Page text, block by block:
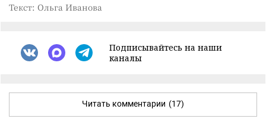
Текст: Ольга Иванова
Подписывайтесь на наши
каналы
Читать комментарии (17)